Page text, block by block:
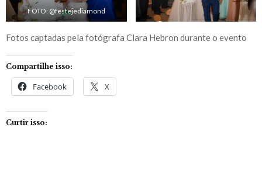
FOTO: @festejediamond
Fotos captadas pela fotógrafa Clara Hebron durante o evento
Compartilhe isso:
Facebook X
Curtir isso: